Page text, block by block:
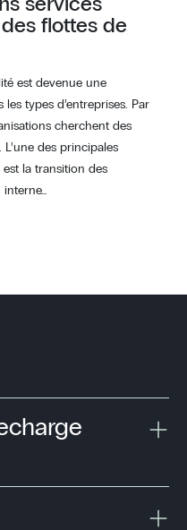
services
flottes de
est devenue une
types d’entreprises. Par
cherchent des
des principales
la transition des